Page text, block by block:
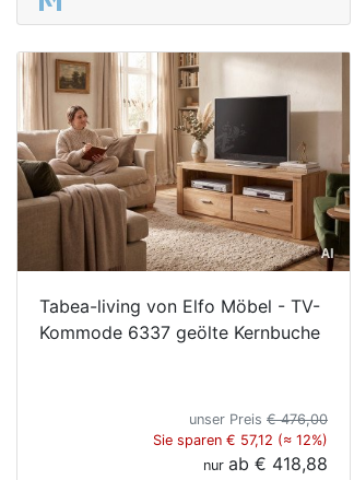
Tabea-living von Elfo Möbel - TV-
Kommode 6337 geölte Kernbuche
unser Preis € 476,00
Sie sparen € 57,12 (≈ 12%)
nur ab € 418,88